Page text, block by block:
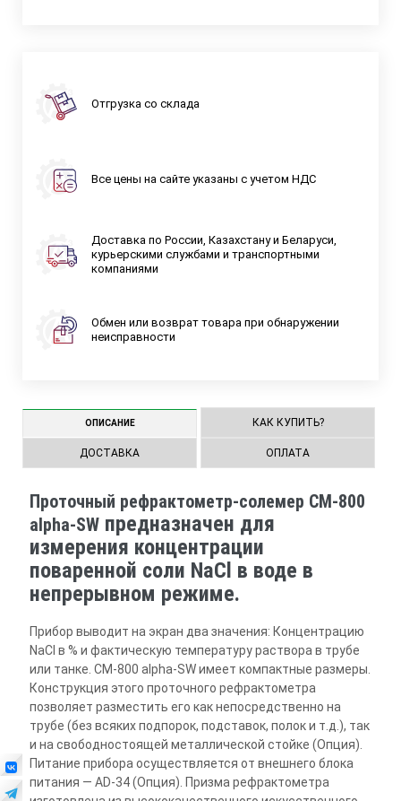
Отгрузка со склада
Все цены на сайте указаны с учетом НДС
Доставка по России, Казахстану и Беларуси,
курьерскими службами и транспортными
компаниями
Обмен или возврат товара при обнаружении
неисправности
ОПИСАНИЕ КАК КУПИТЬ?
ДОСТАВКА ОПЛАТА
Проточный рефрактометр-солемер CM-800
alpha-SWпредназначен для
измерения концентрации
поваренной соли NaCl в воде в
непрерывном режиме.
Прибор выводит на экран два значения: Концентрацию
NaCl в % и фактическую температуру раствора в трубе
или танке. CM-800 alpha-SW имеет компактные размеры.
Конструкция этого проточного рефрактометра
позволяет разместить его как непосредственно на
трубе (без всяких подпорок, подставок, полок и т.д.), так
и на свободностоящей металлической стойке (Опция).
Питание прибора осуществляется от внешнего блока
питания — AD-34 (Опция). Призма рефрактометра